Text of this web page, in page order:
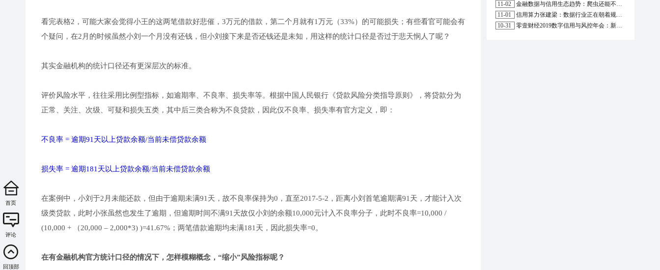
看完表格2，可能大家会觉得小王的这两笔借款好悲催，3万元的借款，第二个月就有1万元（33%）的可能损失；有些看官可能会有
个疑问，在2月的时候虽然小刘一个月没有还钱，但小刘接下来是否还钱还是未知，用这样的统计口径是否过于悲天悯人了呢？
其实金融机构的统计口径还有更深层次的标准。
评价风险水平，往往采用比例型指标，如逾期率、不良率、损失率等。根据中国人民银行《贷款风险分类指导原则》，将贷款分为
正常、关注、次级、可疑和损失五类，其中后三类合称为不良贷款，因此仅不良率、损失率有官方定义，即：
不良率 = 逾期91天以上贷款余额/当前未偿贷款余额
损失率 = 逾期181天以上贷款余额/当前未偿贷款余额
在案例中，小刘于2月未能还款，但由于逾期未满91天，故不良率保持为0，直至2017-5-2，距离小刘首笔逾期满91天，才能计入次
级类贷款，此时小张虽然也发生了逾期，但逾期时间不满91天故仅小刘的余额10,000元计入不良率分子，此时不良率=10,000 /
(10,000 + （20,000 – 2,000*3) )=41.67%；两笔借款逾期均未满181天，因此损失率=0。
在有金融机构官方统计口径的情况下，怎样模糊概念，“缩小”风险指标呢？
11-02
金融数据与信用生态趋势：爬虫还能不能用？区块链能解决哪些问题？
11-01
信用算力张建梁：数据行业正在朝着规范化方向演进，数据确权是数据开放的前提
10-31
零壹财经2019数字信用与风控年会：新形势下行业的机遇与挑战
首页
评论
回顶部